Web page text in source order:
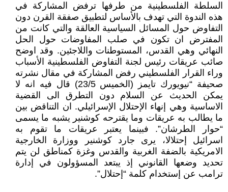
السلطة الفلسطينية من طرفها ترفض المشاركة في
هذه الندوة التي تهدف بالأساس لتطبيق صفقة القرن دون
التفاوض حول المسائل السياسية العالقة والتي كانت من
المفترض ان تكون في صلب المفاوضات حول الحل
النهائي وهي القدس، المستوطنات واللاجئين. وقد اوضح
صائب عريقات رئيس لجنة التفاوض الفلسطينية الأسباب
وراء القرار الفلسطيني رفض المشاركة في مقال نشرته
صحيفة “نيويورك تايمز (الخميس 23/5) قال فيه انه لا
يمكن الحديث عن السلام دون التطرق الى القضية
الاساسية وهي إنهاء الإحتلال الإسرائيلي. ان التناقض بين
ما يطالب به عريقات وما يقترحه كوشنير يشبه ما يسمى
“حوار الطرشان”. فبينما يعتبر عريقات ما تقوم به
اسرائيل إحتلالا، يرى جارد كوشنير ووزارة الخارجية
الامريكية بالضفة الغربية والقدس وغزة كمناطق لن يتم
تحديد وضعها القانوني إذ يبتعد المسؤولون في إدارة
ترامب عن إستخدام كلمة “إحتلال”.